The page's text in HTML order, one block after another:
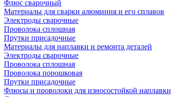
Флюс сварочный
Материалы для сварки алюминия и его сплавов
Электроды сварочные
Проволока сплошная
Прутки присадочные
Материалы для наплавки и ремонта деталей
Электроды сварочные
Проволока сплошная
Проволока порошковая
Прутки присадочные
Флюсы и проволоки для износостойкой наплавки